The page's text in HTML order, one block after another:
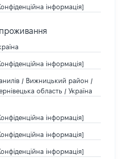
інформація]
інформація]
/ Вижницький район /
область / Україна
інформація]
інформація]
інформація]